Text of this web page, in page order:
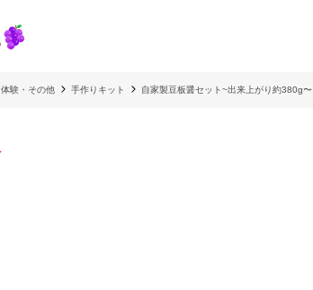
体験・その他 手作りキット 自家製豆板醤セット~出来上がり約380g〜